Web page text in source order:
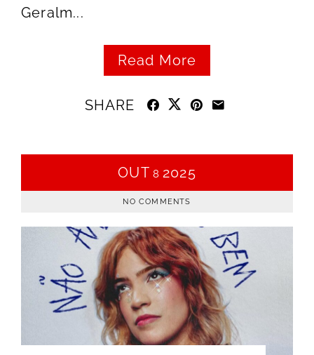
Geralm...
Read More
SHARE
OUT 8 2025
NO COMMENTS